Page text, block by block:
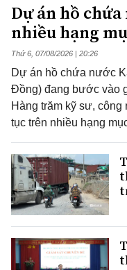
Dự án hồ
nhiều hạng
Thứ 6, 07/08/2026 | 20:26
Dự án hồ chứa nước
Đồng) đang bước vào
Hàng trăm kỹ sư, công
tục trên nhiều hạng